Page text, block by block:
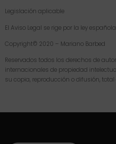
Legislación aplicable
El Aviso Legal se rige por la ley española.
Copyright© 2020 – Mariano Barbed
Reservados todos los derechos de
internacionales de propiedad
su copia, reproducción o difusión,